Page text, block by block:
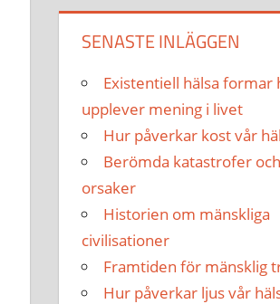
SENASTE INLÄGGEN
Existentiell hälsa formar
upplever mening i livet
Hur påverkar kost vår
Berömda katastrofer
orsaker
Historien om mänskliga
civilisationer
Framtiden för mänsklig
Hur påverkar ljus vår